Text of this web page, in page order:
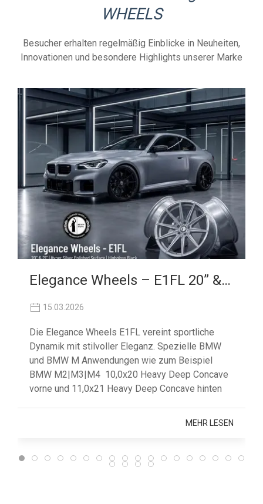
WHEELS
Besucher erhalten regelmäßig Einblicke in Neuheiten,
Innovationen und besondere Highlights unserer Marke
Elegance Wheels – E1FL 20” & 21”
15.03.2026
Die Elegance Wheels E1FL vereint sportliche
Dynamik mit stilvoller Eleganz. Spezielle BMW
und BMW M Anwendungen wie zum Beispiel
BMW M2|M3|M4 10,0x20 Heavy Deep Concave
vorne und 11,0x21 Heavy Deep Concave hinten
MEHR LESEN